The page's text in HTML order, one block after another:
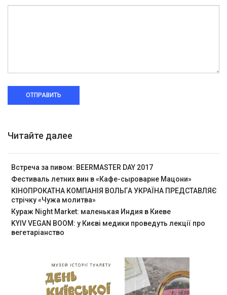
ОТПРАВИТЬ
Читайте далее
Встреча за пивом: BEERMASTER DAY 2017
Фестиваль летних вин в «Кафе-сыроварне Мацони»
КІНОПРОКАТНА КОМПАНІЯ ВОЛЬГА УКРАЇНА ПРЕДСТАВЛЯЄ
стрічку «Чужа молитва»
Кураж Night Market: маленькая Индия в Киеве
KYIV VEGAN BOOM: у Києві медики проведуть лекції про
вегетаріанство